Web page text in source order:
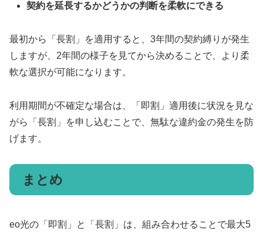
契約を延長するかどうかの判断を柔軟にできる
最初から「長割」を適用すると、3年間の契約縛りが発生
しますが、2年間の様子を見てから決めることで、より柔
軟な選択が可能になります。
利用期間が不確定な場合は、「即割」適用後に状況を見な
がら「長割」を申し込むことで、無駄な違約金の発生を防
げます。
まとめ
eo光の「即割」と「長割」は、組み合わせることで最大5